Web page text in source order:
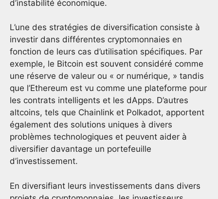
d’instabilité économique.
L’une des stratégies de diversification consiste à
investir dans différentes cryptomonnaies en
fonction de leurs cas d’utilisation spécifiques. Par
exemple, le Bitcoin est souvent considéré comme
une réserve de valeur ou « or numérique, » tandis
que l’Ethereum est vu comme une plateforme pour
les contrats intelligents et les dApps. D’autres
altcoins, tels que Chainlink et Polkadot, apportent
également des solutions uniques à divers
problèmes technologiques et peuvent aider à
diversifier davantage un portefeuille
d’investissement.
En diversifiant leurs investissements dans divers